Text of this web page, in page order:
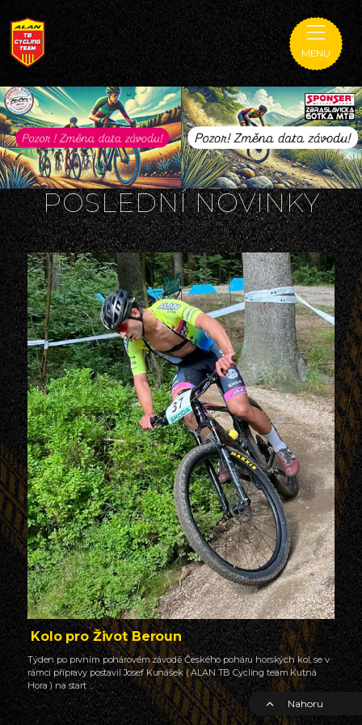
MENU
POSLEDNÍ NOVINKY
Kolo pro Život Beroun
Týden po prvním pohárovém závodě Českého poháru horských kol, se v
rámci přípravy postavil Josef Kunášek ( ALAN TB Cycling team Kutná
Hora ) na start ...
26.04.2026
Nahoru